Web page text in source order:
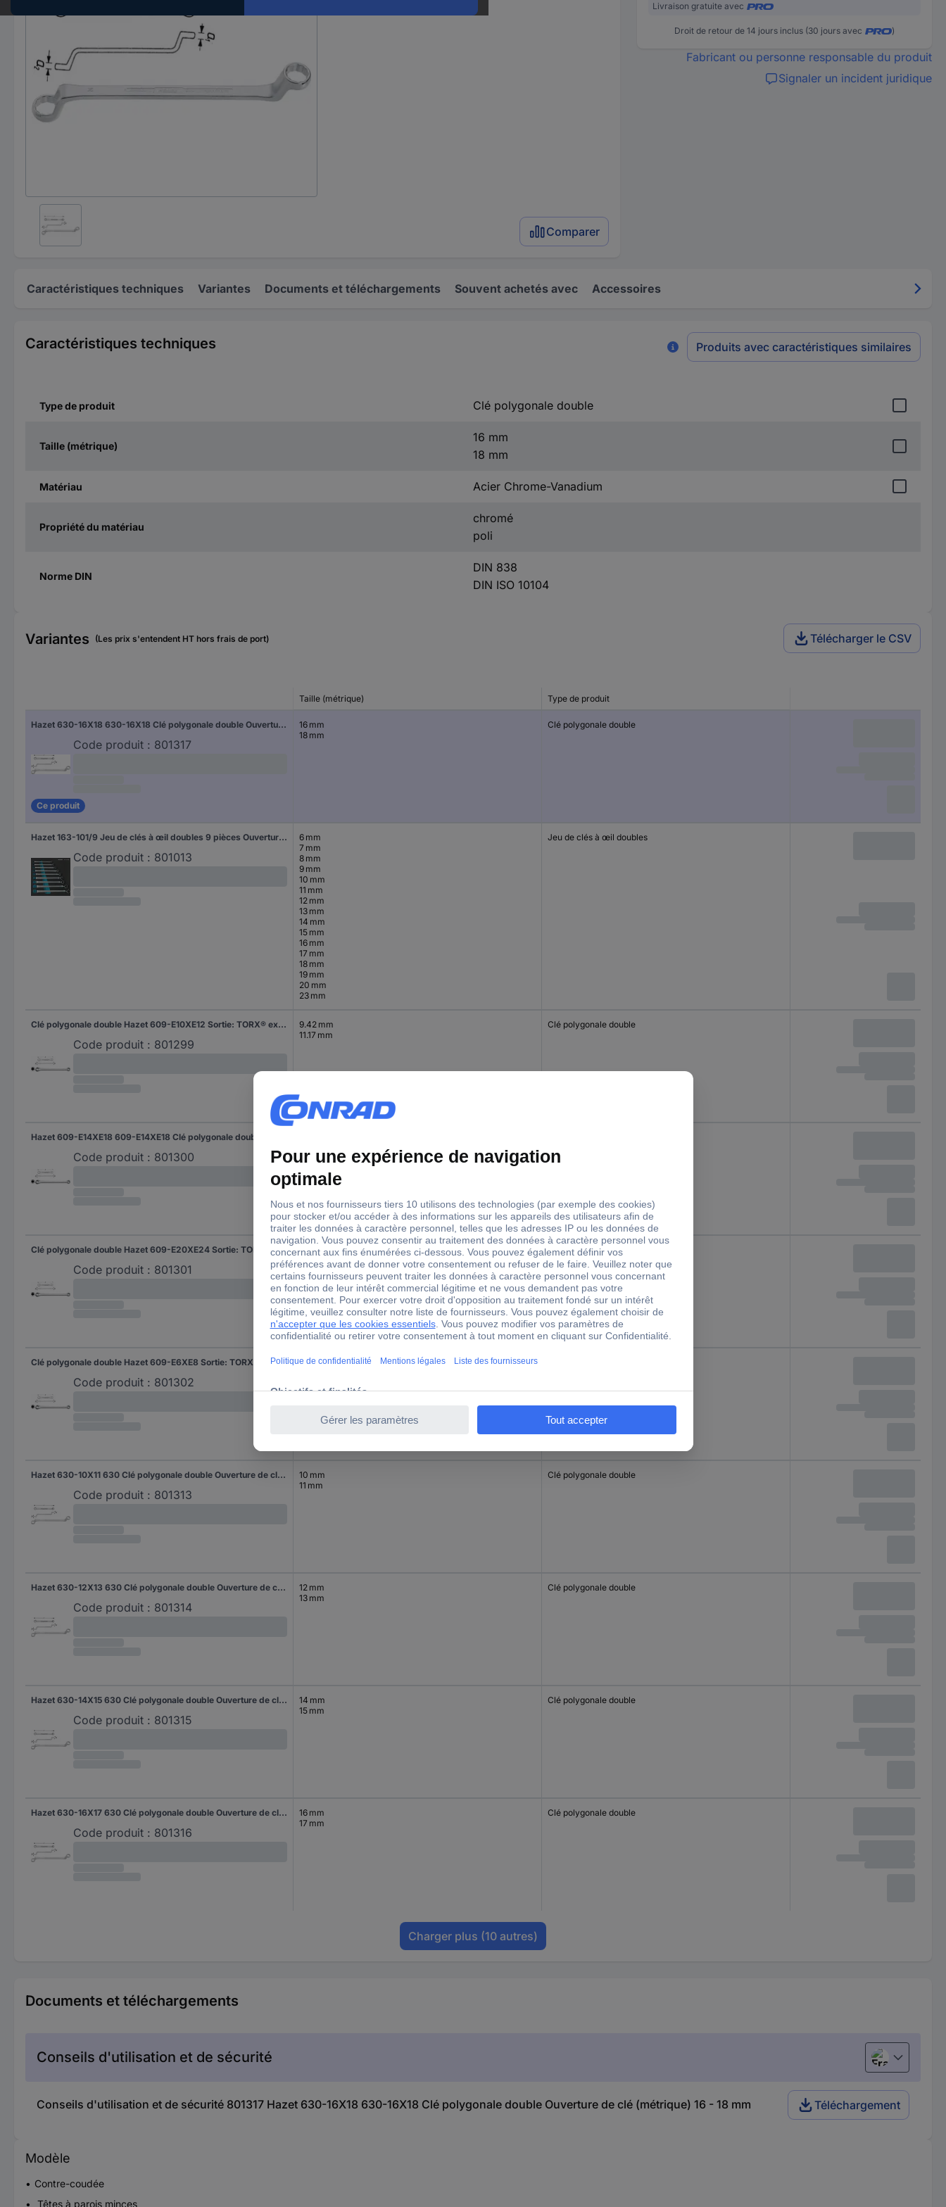
Comparer
Livraison gratuite avec
Droit de retour de 14 jours inclus (30 jours avec )
Fabricant ou personne responsable du produit
Signaler un incident juridique
Caractéristiques techniques Variantes Documents et téléchargements Souvent achetés avec Accessoires
Caractéristiques techniques Produits avec caractéristiques similaires
Type de produit Clé polygonale double
Taille (métrique)
16 mm
18 mm
Matériau Acier Chrome-Vanadium
Propriété du matériau
chromé
poli
Norme DIN
DIN 838
DIN ISO 10104
Variantes (Les prix s'entendent HT hors frais de port) Télécharger le CSV
Taille (métrique) Type de produit
Hazet 630-16X18 630-16X18 Clé polygonale double Ouverture de clé (métrique) 16 - 18 mm
Code produit : 801317
Ce produit
16 mm
18 mm
Clé polygonale double
Hazet 163-101/9 Jeu de clés à œil doubles 9 pièces Ouverture de clé (métrique) 6 - 23 mm
Code produit : 801013
6 mm
7 mm
8 mm
9 mm
10 mm
11 mm
12 mm
13 mm
14 mm
15 mm
16 mm
17 mm
18 mm
19 mm
20 mm
23 mm
Jeu de clés à œil doubles
Clé polygonale double Hazet 609-E10XE12 Sortie: TORX® extérieur Longueur: 140 mm 1 pc(s)
Code produit : 801299
9.42 mm
11.17 mm
Clé polygonale double
Code produit : 801300
Clé polygonale double Hazet 609-E20XE24 Sortie: TORX® extérieur Longueur: 224 mm 1 pc(s)
Code produit : 801301
18.49 mm
Clé polygonale double
Clé polygonale double Hazet 609-E6XE8 Sortie: TORX® extérieur Longueur: 113 mm 1 pc(s)
Code produit : 801302
5.74 mm
Hazet 630-10X11 630 Clé polygonale double Ouverture de clé (métrique) 10 - 11 mm
Code produit : 801313
10 mm
11 mm
Clé polygonale double
Hazet 630-12X13 630 Clé polygonale double Ouverture de clé (métrique) 12 - 13 mm
Code produit : 801314
12 mm
13 mm
Clé polygonale double
Hazet 630-14X15 630 Clé polygonale double Ouverture de clé (métrique) 14 - 15 mm
Code produit : 801315
14 mm
15 mm
Clé polygonale double
Hazet 630-16X17 630 Clé polygonale double Ouverture de clé (métrique) 16 - 17 mm
Code produit : 801316
16 mm
17 mm
Clé polygonale double
Charger plus (10 autres)
Documents et téléchargements
Conseils d'utilisation et de sécurité Français
Conseils d'utilisation et de sécurité 801317 Hazet 630-16X18 630-16X18 Clé polygonale double Ouverture de clé (métrique) 16 - 18 mm Téléchargement
Modèle
Contre-coudée
Têtes à parois minces